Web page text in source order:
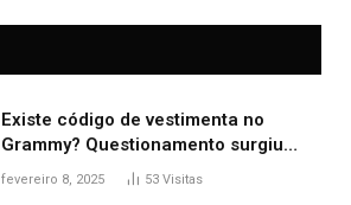
Existe código de vestimenta no
Grammy? Questionamento surgiu
após Bianca Censori, mulher de
fevereiro 8, 2025 53 Visitas